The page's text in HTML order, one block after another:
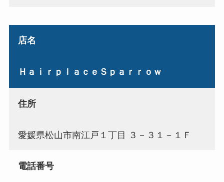
店名
ＨａｉｒｐｌａｃｅＳｐａｒｒｏｗ
住所
愛媛県松山市南江戸１丁目 ３－３１－１Ｆ
電話番号